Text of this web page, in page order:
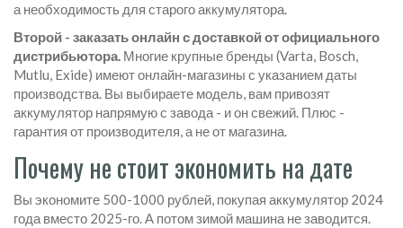
а необходимость для старого аккумулятора.
Второй - заказать онлайн с доставкой от официального
дистрибьютора. Многие крупные бренды (Varta, Bosch,
Mutlu, Exide) имеют онлайн-магазины с указанием даты
производства. Вы выбираете модель, вам привозят
аккумулятор напрямую с завода - и он свежий. Плюс -
гарантия от производителя, а не от магазина.
Почему не стоит экономить на дате
Вы экономите 500-1000 рублей, покупая аккумулятор 2024
года вместо 2025-го. А потом зимой машина не заводится.